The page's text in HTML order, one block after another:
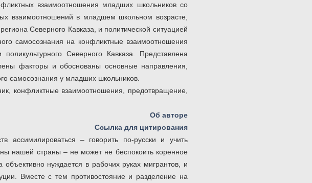
взаимоотношения младших школьников со
взаимоотношений в младшем школьном возрасте,
Северного Кавказа, и политической ситуацией
самосознания на конфликтные взаимоотношения
Северного Кавказа. Представлена
факторы и обоснованы основные направления,
самосознания у младших школьников.
конфликтные взаимоотношения, предотвращение,
Об авторе
Ссылка для цитирования
ассимилироваться – говорить по-русски и учить
нашей страны – не может не беспокоить коренное
нуждается в рабочих руках мигрантов, и
Вместе с тем противостояние и разделение на